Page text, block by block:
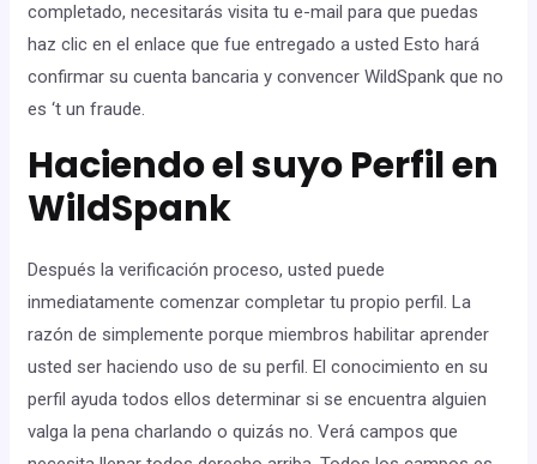
completado, necesitarás visita tu e-mail para que puedas
haz clic en el enlace que fue entregado a usted Esto hará
confirmar su cuenta bancaria y convencer WildSpank que no
es ‘t un fraude.
Haciendo el suyo Perfil en
WildSpank
Después la verificación proceso, usted puede
inmediatamente comenzar completar tu propio perfil. La
razón de simplemente porque miembros habilitar aprender
usted ser haciendo uso de su perfil. El conocimiento en su
perfil ayuda todos ellos determinar si se encuentra alguien
valga la pena charlando o quizás no. Verá campos que